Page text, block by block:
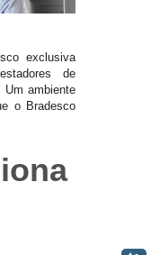
exclusiva
de
ambiente
o Bradesco